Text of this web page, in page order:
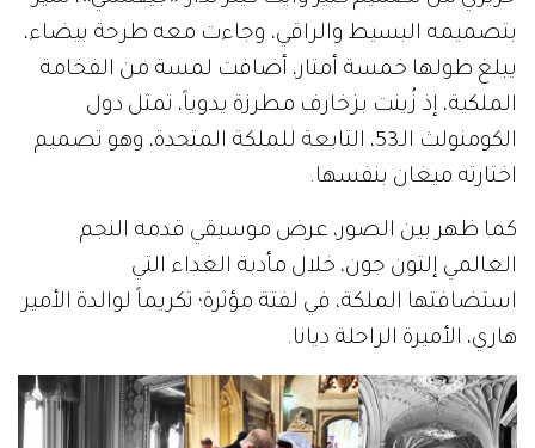
بتصميمه البسيط والراقي، وجاءت معه طرحة بيضاء،
يبلغ طولها خمسة أمتار، أضافت لمسة من الفخامة
الملكية، إذ زُينت بزخارف مطرزة يدوياً، تمثل دول
الكومنولث الـ53، التابعة للملكة المتحدة، وهو تصميم
اختارته ميغان بنفسها.
كما ظهر بين الصور، عرض موسيقي قدمه النجم
العالمي إلتون جون، خلال مأدبة الغداء التي
استضافتها الملكة، في لفتة مؤثرة؛ تكريماً لوالدة الأمير
هاري، الأميرة الراحلة ديانا.